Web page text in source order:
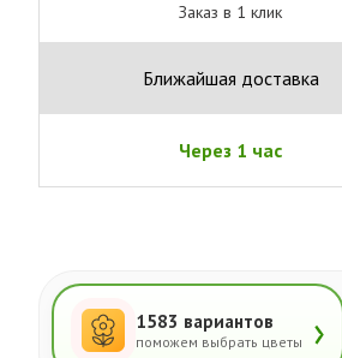
Заказ в 1 клик
Ближайшая доставка
Через 1 час
1583 вариантов
поможем выбрать цветы ›